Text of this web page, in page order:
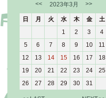
<<
2023年3月 >>
日 月 火 水 木 金
土
1
2 3
4
5
6 7 8 9 10
11
12
13 14 15 16 17
18
19
20 21 22 23 24
25
26
27 28 29 30 31